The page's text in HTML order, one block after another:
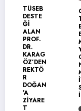
TÜSEB
DESTE
Ğİ
ALAN
PROF.
DR.
KARAG
ÖZ’DEN
REKTÖ
DOĞAN
’A
ZİYARE
ER